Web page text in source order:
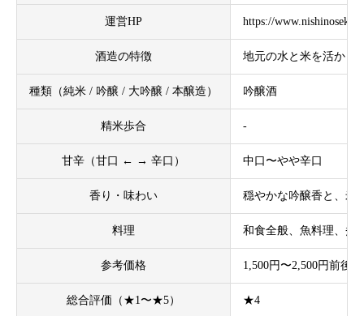
運営HP https://
酒造の特徴 地元の水と米を活かし
種類（純米 / 吟醸 / 大吟醸 / 本醸造） 吟醸酒
精米歩合 -
甘辛（甘口 ← → 辛口） 中口〜やや辛口
香り・味わい 穏やかな吟醸香と、米
料理 和食全般、魚料理、煮
参考価格 1,500円〜2,500円前後
総合評価（★1〜★5） ★4